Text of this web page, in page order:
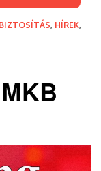
BIZTOSÍTÁS, HÍREK,